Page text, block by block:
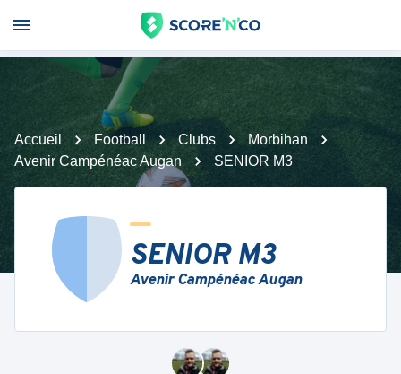
Accueil Football Clubs
Morbihan
Avenir Campénéac Augan
SENIOR M3
SENIOR M3
Avenir Campénéac Augan